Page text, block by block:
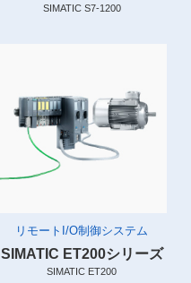
SIMATIC S7-1200
リモートI/O制御システム
SIMATIC ET200シリーズ
SIMATIC ET200